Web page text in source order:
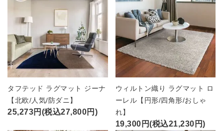
タフテッド ラグマット ジーナ
【北欧/人気/防ダニ】
25,273円(税込27,800円)
ウィルトン織り ラグマット ロ
ーレル【円形/四角形/おしゃ
れ】
19,300円(税込21,230円)